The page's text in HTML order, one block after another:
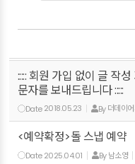
::::: 회원 가입 없이 글 작
문자를 보내드립니다 :::::
Date 2018.05.23 By더데이
<예약확정>돌 스냅 예약
Date 2025.04.01 By남소영